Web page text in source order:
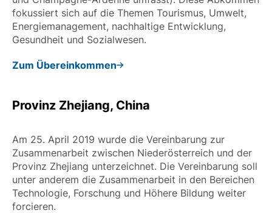
fokussiert sich auf die Themen Tourismus, Umwelt,
Energiemanagement, nachhaltige Entwicklung,
Gesundheit und Sozialwesen.
Zum Übereinkommen
Provinz Zhejiang, China
Am 25. April 2019 wurde die Vereinbarung zur
Zusammenarbeit zwischen Niederösterreich und der
Provinz Zhejiang unterzeichnet. Die Vereinbarung soll
unter anderem die Zusammenarbeit in den Bereichen
Technologie, Forschung und Höhere Bildung weiter
forcieren.